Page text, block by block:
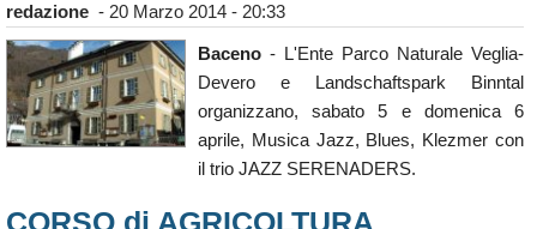
redazione - 20 Marzo 2014 - 20:33
Baceno - L'Ente Parco Naturale Veglia-
Devero e Landschaftspark Binntal
organizzano, sabato 5 e domenica 6
aprile, Musica Jazz, Blues, Klezmer con
il trio JAZZ SERENADERS.